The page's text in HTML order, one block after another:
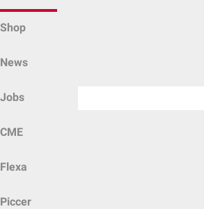
Shop
News
Jobs
CME
Flexa
Piccer